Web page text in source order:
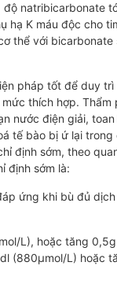
độ natribicarbonate
hạ K máu độc cho
thể với
pháp tốt để duy trì
thích hợp. Thẩm
nước điện giải,
tế bào bị ứ lại trong
định sớm, theo
định sớm là:
ứng khi bù đủ
L), hoặc tăng
(880μmol/L) hoặc